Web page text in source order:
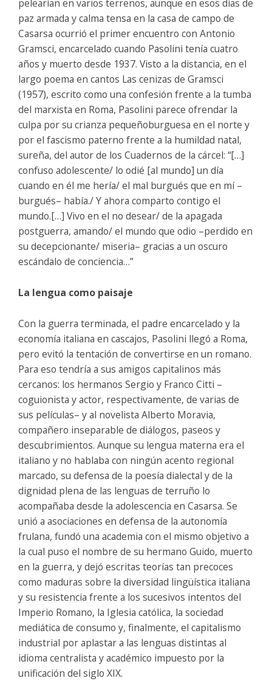
pelearían en varios terrenos, aunque en esos días de
paz armada y calma tensa en la casa de campo de
Casarsa ocurrió el primer encuentro con Antonio
Gramsci, encarcelado cuando Pasolini tenía cuatro
años y muerto desde 1937. Visto a la distancia, en el
largo poema en cantos Las cenizas de Gramsci
(1957), escrito como una confesión frente a la tumba
del marxista en Roma, Pasolini parece ofrendar la
culpa por su crianza pequeñoburguesa en el norte y
por el fascismo paterno frente a la humildad natal,
sureña, del autor de los Cuadernos de la cárcel: “[…]
confuso adolescente/ lo odié [al mundo] un día
cuando en él me hería/ el mal burgués que en mí –
burgués– había./ Y ahora comparto contigo el
mundo.[…] Vivo en el no desear/ de la apagada
postguerra, amando/ el mundo que odio –perdido en
su decepcionante/ miseria– gracias a un oscuro
escándalo de conciencia…”
La lengua como paisaje
Con la guerra terminada, el padre encarcelado y la
economía italiana en cascajos, Pasolini llegó a Roma,
pero evitó la tentación de convertirse en un romano.
Para eso tendría a sus amigos capitalinos más
cercanos: los hermanos Sergio y Franco Citti –
coguionista y actor, respectivamente, de varias de
sus películas– y al novelista Alberto Moravia,
compañero inseparable de diálogos, paseos y
descubrimientos. Aunque su lengua materna era el
italiano y no hablaba con ningún acento regional
marcado, su defensa de la poesía dialectal y de la
dignidad plena de las lenguas de terruño lo
acompañaba desde la adolescencia en Casarsa. Se
unió a asociaciones en defensa de la autonomía
frulana, fundó una academia con el mismo objetivo a
la cual puso el nombre de su hermano Guido, muerto
en la guerra, y dejó escritas teorías tan precoces
como maduras sobre la diversidad lingüística italiana
y su resistencia frente a los sucesivos intentos del
Imperio Romano, la Iglesia católica, la sociedad
mediática de consumo y, finalmente, el capitalismo
industrial por aplastar a las lenguas distintas al
idioma centralista y académico impuesto por la
unificación del siglo XIX.